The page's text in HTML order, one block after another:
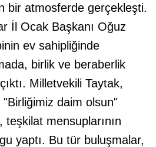
bir atmosferde gerçekleşti.
İl Ocak Başkanı Oğuz
ev sahipliğinde
birlik ve beraberlik
Milletvekili Taytak,
"Birliğimiz daim olsun"
mensuplarının
yaptı. Bu tür buluşmalar,